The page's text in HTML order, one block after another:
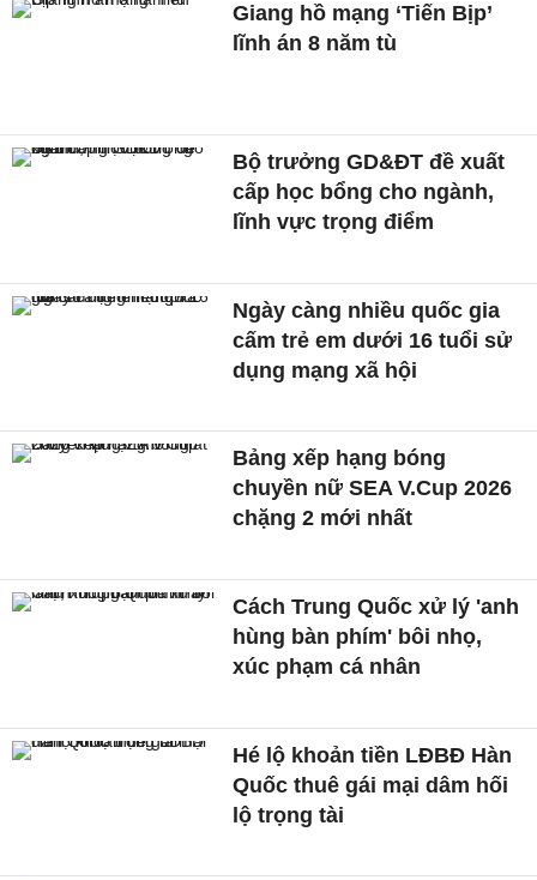
Giang hồ mạng ‘Tiến Bịp’
lĩnh án 8 năm tù
Bộ trưởng GD&ĐT đề xuất
cấp học bổng cho ngành,
lĩnh vực trọng điểm
Ngày càng nhiều quốc gia
cấm trẻ em dưới 16 tuổi sử
dụng mạng xã hội
Bảng xếp hạng bóng
chuyền nữ SEA V.Cup 2026
chặng 2 mới nhất
Cách Trung Quốc xử lý 'anh
hùng bàn phím' bôi nhọ,
xúc phạm cá nhân
Hé lộ khoản tiền LĐBĐ Hàn
Quốc thuê gái mại dâm hối
lộ trọng tài